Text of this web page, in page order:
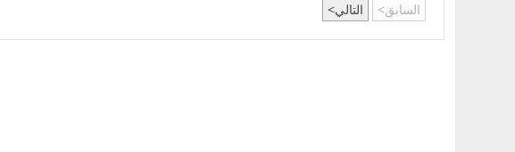
السابق التالي